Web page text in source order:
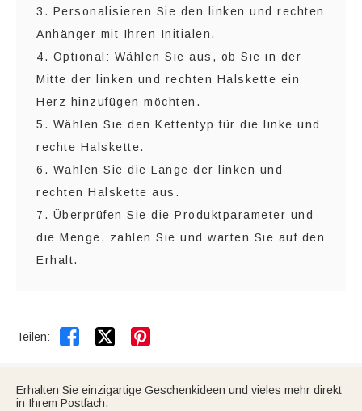
3. Personalisieren Sie den linken und rechten
Anhänger mit Ihren Initialen.
4. Optional: Wählen Sie aus, ob Sie in der
Mitte der linken und rechten Halskette ein
Herz hinzufügen möchten.
5. Wählen Sie den Kettentyp für die linke und
rechte Halskette.
6. Wählen Sie die Länge der linken und
rechten Halskette aus.
7. Überprüfen Sie die Produktparameter und
die Menge, zahlen Sie und warten Sie auf den
Erhalt.
Teilen:  
Erhalten Sie einzigartige Geschenkideen und vieles mehr direkt
in Ihrem Postfach.